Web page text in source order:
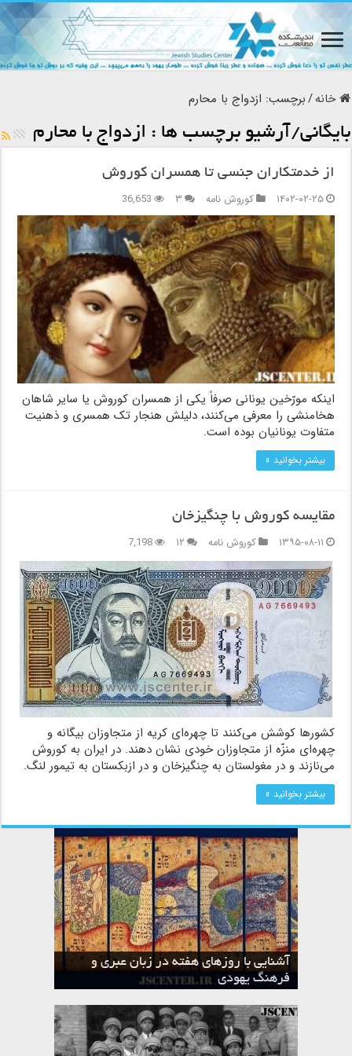
خانه/برچسب: ازدواج با محارم
بایگانی/آرشیو برچسب ها : ازدواج با محارم
از خدمتکاران جنسی تا همسران کوروش
۱۴۰۲-۰۲-۲۵
کوروش نامه ۳ 36,653
اینکه مورّخین یونانی صرفاً یکی از همسران کوروش یا سایر شاهان
هخامنشی را معرفی می‌کنند، دلیلش هنجار تک همسری و ذهنیت
متفاوت یونانیان بوده است.
بیشتر بخوانید »
مقایسه کوروش با چنگیزخان
۱۳۹۵-۰۸-۱۱
کوروش نامه ۱۲ 7,198
کشورها کوشش می‌كنند تا چهره‌ای کریه از متجاوزان بیگانه و
چهره‌ای منزّه از متجاوزان خودی نشان دهند. در ایران به کوروش
می‌نازند و در مغولستان به چنگیزخان و در ازبکستان به تیمور لنگ.
بیشتر بخوانید »
آشنایی با روزهای هفته در زبان عبری و
فرهنگ یهودی
ماه نیسان در تقویم عبری و میراث یهود
تقویم عبری
ماه شواط در تقویم عبری و میراث یهود
ماه طوت در تقویم عبری و میراث یهود
ماه حشوان در تقویم عبری و میراث یهود
ماه تیشری در تقویم عبری و میراث یهود
ماه الول در تقویم عبری و میراث یهود